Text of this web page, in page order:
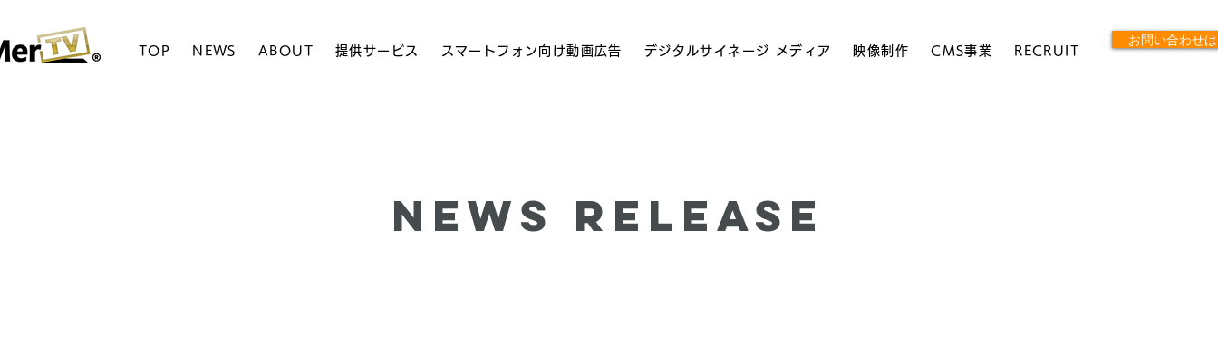
TOP NEWS ABOUT 提供サービス スマートフォン向け動画広告 デジタルサイネージ メディア 映像制作 CMS事業 RECRUIT
お問い合わせ
News Release